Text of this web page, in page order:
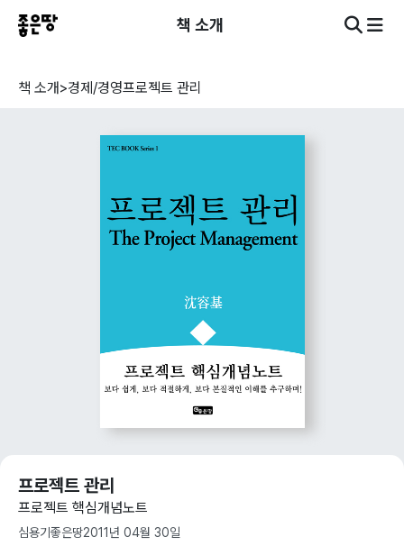
책 소개
책 소개>경제/경영프로젝트 관리
프로젝트 관리
프로젝트 핵심개념노트
심용기 좋은땅2011년 04월 30일